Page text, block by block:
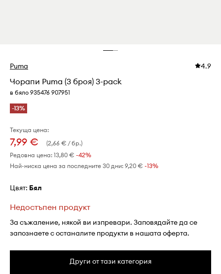
Puma 4.9
Чорапи Puma (3 броя) 3-pack
в бяло 935476 907951
-13%
Текуща цена:
7,99 €
(2,66 € / бр.)
Редовна цена: 13,80 € -42%
Най-ниска цена за последните 30 дни: 9,20 € -13%
Цвят: бял
Недостъпен продукт
За съжаление, някой ви изпревари. Заповядайте да се
запознаете с останалите продукти в нашата оферта.
Други от тази категория